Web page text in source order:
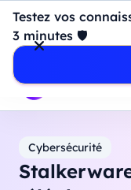
Testez vos
3 minutes 🛡️
Introduction à Power
dashboard de A à Z
-
Professionnels
Cybersécurité